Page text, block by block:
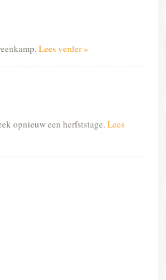
Lees verder »
opnieuw een herfststage.Lees